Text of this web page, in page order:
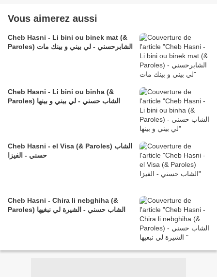
Vous aimerez aussi
Cheb Hasni - Li bini ou binek mat (&
Paroles) الشابرحسني - لي بيني و بينك مات
Cheb Hasni - Li bini ou binha (&
Paroles) الشاب حسني - لي بيني و بينها
Cheb Hasni - el Visa (& Paroles) الشاب
حسني - الفيزا
Cheb Hasni - Chira li nebghiha (&
Paroles) الشاب حسني - الشيرة لي نبغيها